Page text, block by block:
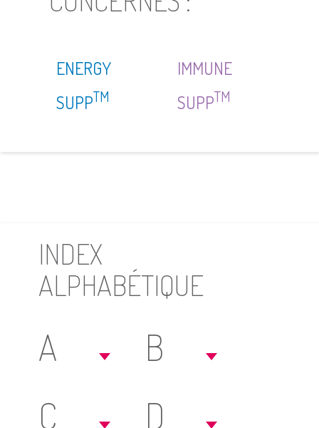
ENERGY
SUPPTM
IMMUNE
SUPPTM
INDEX
ALPHABÉTIQUE
A
B
C
D